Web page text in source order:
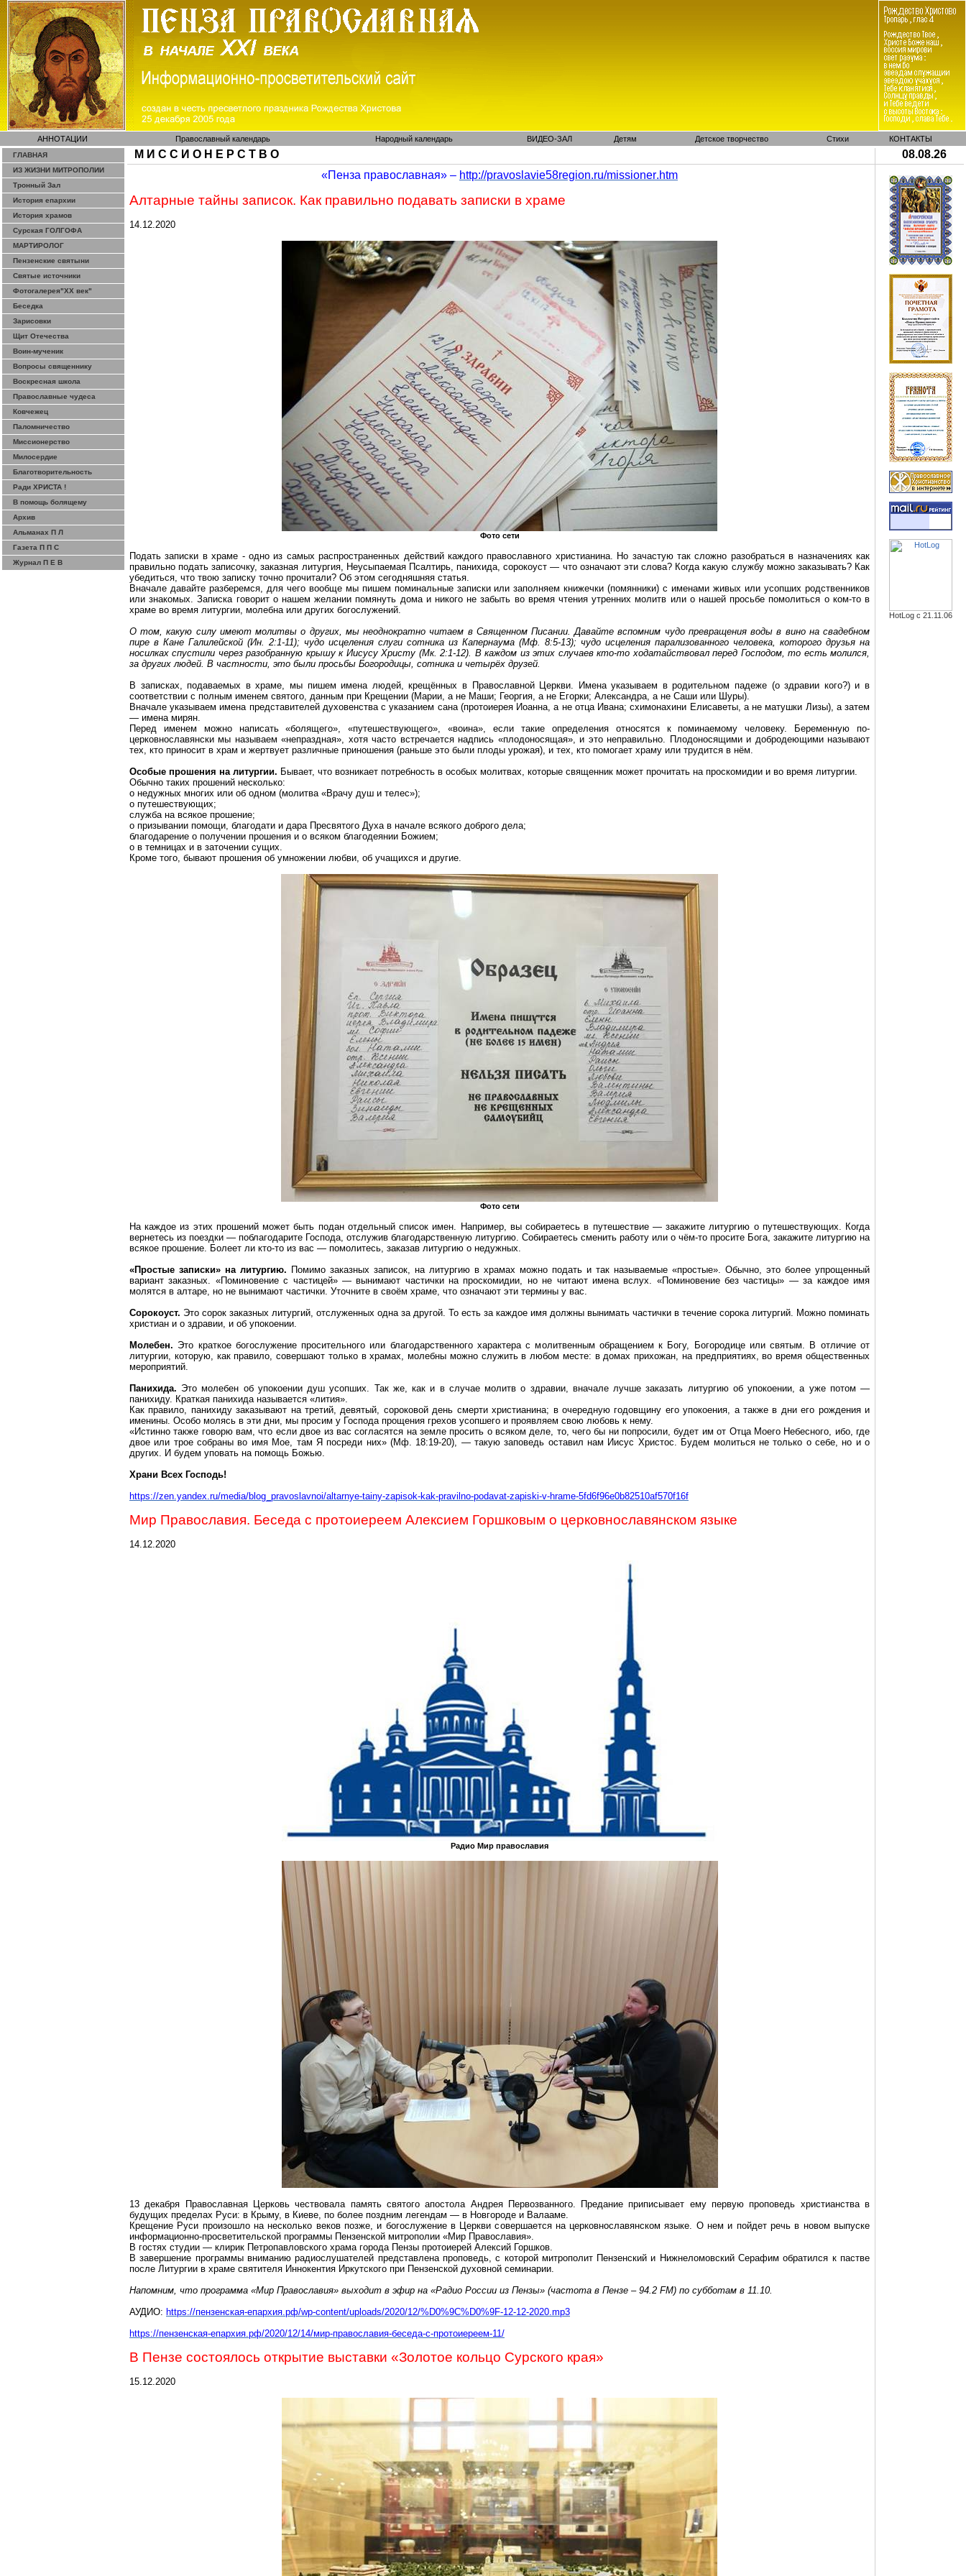
АННОТАЦИИ Православный календарь Народный календарь ВИДЕО-ЗАЛ Детям Детское творчество Стихи КОНТАКТЫ
ГЛАВНАЯ
ИЗ ЖИЗНИ МИТРОПОЛИИ
Тронный Зал
История епархии
История храмов
Сурская ГОЛГОФА
МАРТИРОЛОГ
Пензенские святыни
Святые источники
Фотогалерея"ХХ век"
Беседка
Зарисовки
Щит Отечества
Воин-мученик
Вопросы священнику
Воскресная школа
Православные чудеса
Ковчежец
Паломничество
Миссионерство
Милосердие
Благотворительность
Ради ХРИСТА !
В помощь болящему
Архив
Альманах П Л
Газета П П С
Журнал П Е В
М И С С И О Н Е Р С Т В О
08.08.26
«Пенза православная» – http://pravoslavie58region.ru/missioner.htm
Алтарные тайны записок. Как правильно подавать записки в храме
14.12.2020
Фото сети
Подать записки в храме - одно из самых распространенных действий каждого православного христианина. Но зачастую так сложно разобраться в назначениях как
правильно подать записочку, заказная литургия, НеусыпаемаяПсалтирь, панихида, сорокоуст — что означают эти слова? Когда какую службу можно заказывать? Как
убедиться, что твою записку точно прочитали? Об этом сегодняшняя статья.
Вначале давайте разберемся, для чего вообще мы пишем поминальные записки или заполняем книжечки (помянники) с именами живых или усопших родственников
или знакомых. Записка говорит о нашем желании помянуть дома и никого не забыть во время чтения утренних молитв или о нашей просьбепомолиться о ком-то в
храме во время литургии, молебна или других богослужений.
О том, какую силу имеют молитвы о других, мы неоднократно читаем в Священном Писании. Давайте вспомним чудо превращения воды в вино на свадебном
пире в Кане Галилейской (Ин. 2:1-11); чудо исцеления слуги сотника из Капернаума (Мф. 8:5-13); чудо исцеления парализованного человека, которого друзья на
носилках спустили через разобранную крышу к Иисусу Христу (Мк. 2:1-12). В каждом из этих случаев кто-то ходатайствовал перед Господом, то есть молился,
за других людей. В частности, это были просьбы Богородицы, сотника и четырёх друзей.
В записках, подаваемых в храме, мы пишем имена людей, крещённых в Православной Церкви. Имена указываем в родительном падеже (о здравии кого?) и в
соответствии с полным именем святого, данным при Крещении (Марии, а не Маши; Георгия, а не Егорки; Александра, а не Саши или Шуры).
Вначале указываем имена представителей духовенства с указанием сана (протоиерея Иоанна, а не отца Ивана; схимонахини Елисаветы, а не матушки Лизы), а затем
— имена мирян.
Перед именем можно написать «болящего», «путешествующего», «воина», если такие определения относятся к поминаемому человеку. Беременную по-
церковнославянски мы называем «непраздная», хотя часто встречается надпись «плодоносящая», и это неправильно. Плодоносящими и добродеющиминазывают
тех, кто приносит в храм и жертвует различные приношения (раньше это были плоды урожая), и тех, кто помогает храму или трудится в нём.
Особые прошения на литургии. Бывает, что возникает потребность в особых молитвах, которые священник может прочитать на проскомидии и во время литургии.
Обычно таких прошений несколько:
о недужных многих или об одном (молитва «Врачу душ и телес»);
о путешествующих;
служба на всякое прошение;
о призывании помощи, благодати и дара Пресвятого Духа в начале всякого доброго дела;
благодарение о получении прошения и о всяком благодеянии Божием;
о в темницах и в заточении сущих.
Кроме того, бывают прошения об умножении любви, об учащихся и другие.
Фото сети
На каждое из этих прошений может быть подан отдельный список имен. Например, вы собираетесь в путешествие — закажите литургию о путешествующих. Когда
вернетесь из поездки — поблагодарите Господа, отслужив благодарственную литургию. Собираетесь сменить работу или о чём-то просите Бога, закажите литургию на
всякое прошение. Болеет ли кто-то из вас — помолитесь, заказав литургию о недужных.
«Простые записки» на литургию. Помимо заказных записок, на литургию в храмах можно подать и так называемые «простые». Обычно, это более упрощенный
вариант заказных. «Поминовение с частицей» — вынимают частички на проскомидии, но не читают имена вслух. «Поминовение без частицы» — за каждое имя
молятся в алтаре, но не вынимают частички. Уточните в своём храме, что означают эти термины у вас.
Сорокоуст. Это сорок заказных литургий, отслуженных одна за другой. То есть за каждое имя должны вынимать частички в течение сорока литургий. Можно поминать
христиан и о здравии, и об упокоении.
Молебен. Это краткое богослужение просительного или благодарственного характера с молитвенным обращением к Богу, Богородице или святым. В отличие от
литургии, которую, как правило, совершают только в храмах, молебны можно служить в любом месте: в домах прихожан, на предприятиях, во время общественных
мероприятий.
Панихида. Это молебен об упокоении душ усопших. Так же, как и в случае молитв о здравии, вначале лучше заказать литургию об упокоении, а уже потом —
панихиду. Краткая панихида называется «лития».
Как правило, панихиду заказывают на третий, девятый, сороковой день смерти христианина; в очередную годовщину его упокоения, а также в дни его рождения и
именины. Особо молясь в эти дни, мы просим у Господа прощения грехов усопшего и проявляем свою любовь к нему.
«Истинно также говорю вам, что если двое из вас согласятся на земле просить о всяком деле, то, чего бы ни попросили, будет им от Отца Моего Небесного, ибо, где
двое или трое собраны во имя Мое, там Я посреди них» (Мф. 18:19-20), — такую заповедь оставил нам Иисус Христос. Будем молиться не только о себе, но и о
других. И будем уповать на помощь Божью.
Храни Всех Господь!
https://zen.yandex.ru/media/blog_pravoslavnoi/altarnye-tainy-zapisok-kak-pravilno-podavat-zapiski-v-hrame-5fd6f96e0b82510af570f16f
Мир Православия. Беседа с протоиереем Алексием Горшковым о церковнославянском языке
14.12.2020
Радио Мир православия
13 декабря Православная Церковь чествовала память святого апостола Андрея Первозванного. Предание приписывает ему первую проповедь христианства в
будущих пределах Руси: в Крыму, в Киеве, по более поздним легендам — в Новгороде и Валааме.
Крещение Руси произошло на несколько веков позже, и богослужение в Церкви совершается на церковнославянском языке. О нем и пойдет речь в новом выпуске
информационно-просветительской программы Пензенской митрополии «Мир Православия».
В гостях студии — клирик Петропавловского храма города Пензы протоиерей Алексий Горшков.
В завершение программы вниманию радиослушателей представлена проповедь, с которой митрополит Пензенский и НижнеломовскийСерафим обратился к пастве
после Литургии в храме святителя Иннокентия Иркутского при Пензенской духовной семинарии.
Напомним, что программа «Мир Православия» выходит в эфир на «Радио России из Пензы» (частота в Пензе – 94.2 FM) по субботам в 11.10.
АУДИО: https://пензенская-епархия.рф/wp-content/uploads/2020/12/%D0%9C%D0%9F-12-12-2020.mp3
https://пензенская-епархия.рф/2020/12/14/мир-православия-беседа-с-протоиереем-11/
В Пензе состоялось открытие выставки «Золотое кольцо Сурского края»
15.12.2020
HotLog с 21.11.06